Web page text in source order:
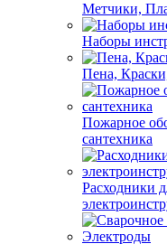
Метчики,
Наборы
Пена,
Пожарное
сантехника
Расходники